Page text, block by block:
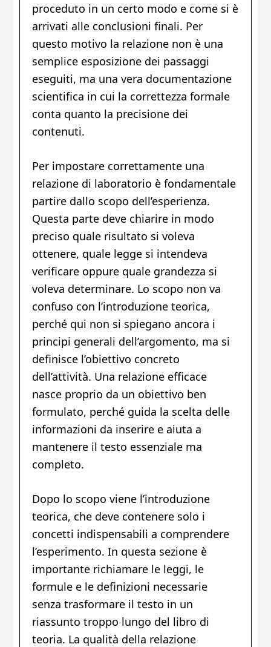
proceduto in un certo modo e come si è
arrivati alle conclusioni finali. Per
questo motivo la relazione non è una
semplice esposizione dei passaggi
eseguiti, ma una vera documentazione
scientifica in cui la correttezza formale
conta quanto la precisione dei
contenuti.
Per impostare correttamente una
relazione di laboratorio è fondamentale
partire dallo scopo dell’esperienza.
Questa parte deve chiarire in modo
preciso quale risultato si voleva
ottenere, quale legge si intendeva
verificare oppure quale grandezza si
voleva determinare. Lo scopo non va
confuso con l’introduzione teorica,
perché qui non si spiegano ancora i
principi generali dell’argomento, ma si
definisce l’obiettivo concreto
dell’attività. Una relazione efficace
nasce proprio da un obiettivo ben
formulato, perché guida la scelta delle
informazioni da inserire e aiuta a
mantenere il testo essenziale ma
completo.
Dopo lo scopo viene l’introduzione
teorica, che deve contenere solo i
concetti indispensabili a comprendere
l’esperimento. In questa sezione è
importante richiamare le leggi, le
formule e le definizioni necessarie
senza trasformare il testo in un
riassunto troppo lungo del libro di
teoria. La qualità della relazione